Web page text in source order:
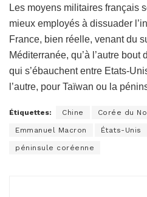
Les moyens militaires français
mieux employés à dissuader
France, bien réelle, venant du
Méditerranée, qu’à l’autre
qui s’ébauchent entre Etats-
l’autre, pour Taïwan ou la
Étiquettes: Chine Corée du
Emmanuel Macron États-Unis
péninsule coréenne